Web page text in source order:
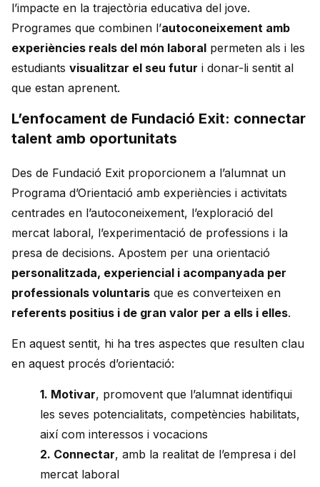
l’impacte en la trajectòria educativa del jove.
Programes que combinen l’autoconeixement amb
experiències reals del món laboral permeten als i les
estudiants visualitzar el seu futur i donar-li sentit al
que estan aprenent.
L’enfocament de Fundació Exit: connectar
talent amb oportunitats
Des de Fundació Exit proporcionem a l’alumnat un
Programa d’Orientació amb experiències i activitats
centrades en l’autoconeixement, l’exploració del
mercat laboral, l’experimentació de professions i la
presa de decisions. Apostem per una orientació
personalitzada, experiencial i acompanyada per
professionals voluntaris que es converteixen en
referents positius i de gran valor per a ells i elles.
En aquest sentit, hi ha tres aspectes que resulten clau
en aquest procés d’orientació:
1. Motivar, promovent que l’alumnat identifiqui
les seves potencialitats, competències habilitats,
així com interessos i vocacions
2. Connectar, amb la realitat de l’empresa i del
mercat laboral